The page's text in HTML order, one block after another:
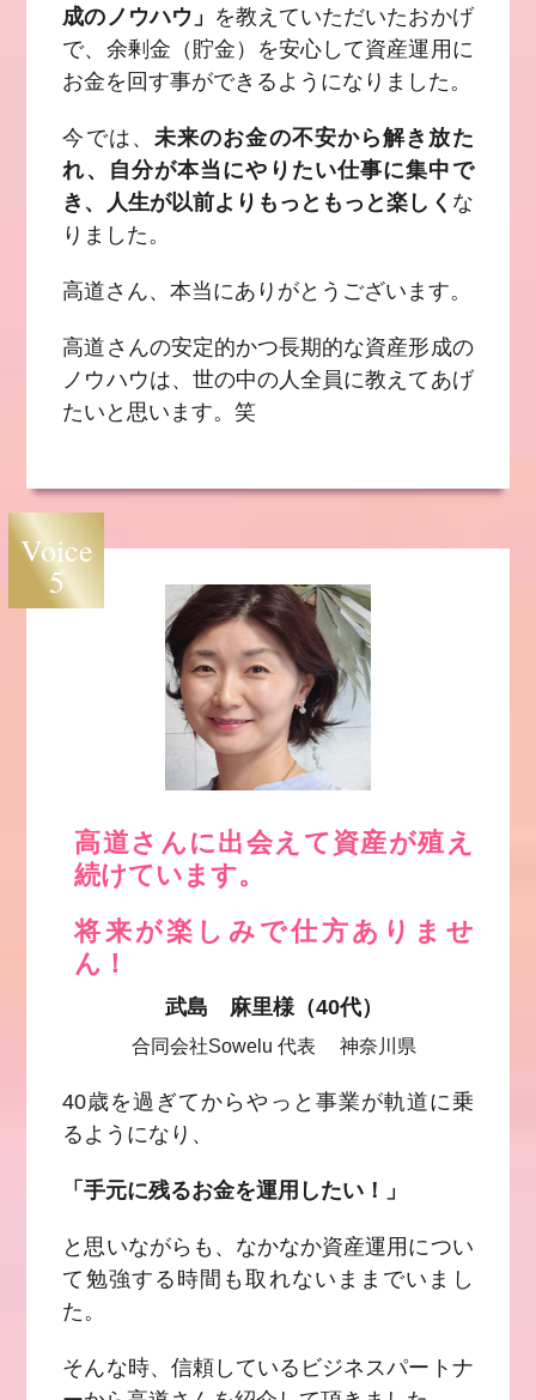
成のノウハウ」 を教えていただいたおかげ
で、余剰金（貯金）を安心して資産運用に
お金を回す事ができるようになりました。
今では、 未来のお金の不安から解き放た
れ、自分が本当にやりたい仕事に集中で
き、人生が以前よりもっともっと楽しく な
りました。
高道さん、本当にありがとうございます。
高道さんの安定的かつ長期的な資産形成の
ノウハウは、世の中の人全員に教えてあげ
たいと思います。笑
Voice
5
高道さんに出会えて資産が殖え
続けています。
将来が楽しみで仕方ありませ
ん！
武島 麻里様（40代）
合同会社Sowelu 代表 神奈川県
40歳を過ぎてからやっと事業が軌道に乗
るようになり、
「手元に残るお金を運用したい！」
と思いながらも、なかなか資産運用につい
て勉強する時間も取れないままでいまし
た。
そんな時、信頼しているビジネスパートナ